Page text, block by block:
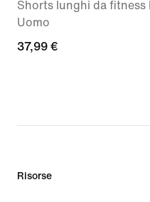
Shorts lunghi da fitness
Uomo
37,99
37,99 €
Risorse